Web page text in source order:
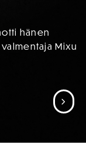
hänen
Mixu